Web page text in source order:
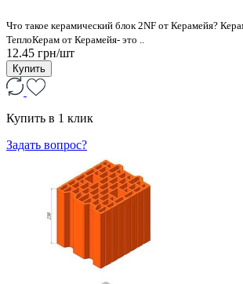
Что такое керамический блок 2NF от Керамейя?
ТеплоКерам от Керамейя- это ..
12.45 грн/шт
Купить
Купить в 1 клик
Задать вопрос?